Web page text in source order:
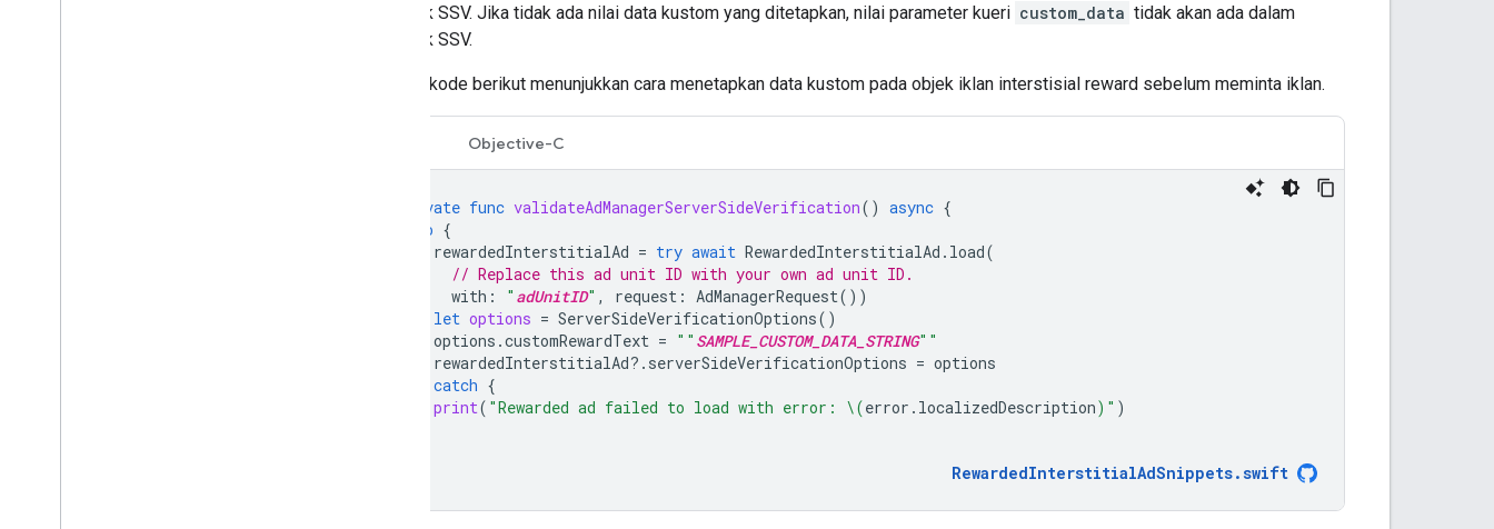
callback SSV. Jika tidak ada nilai data kustom yang ditetapkan, nilai parameter kueri custom_data tidak akan ada dalam
callback SSV.
Contoh kode berikut menunjukkan cara menetapkan data kustom pada objek iklan interstisial reward sebelum meminta iklan.
Objective-C
private func validateAdManagerServerSideVerification() async {
do {
rewardedInterstitialAd = try await RewardedInterstitialAd . load(
// Replace this ad unit ID with your own ad unit ID.
with : " adUnitID" , request : AdManagerRequest())
let options = ServerSideVerificationOptions()
options .customRewardText = "" SAMPLE_CUSTOM_DATA_STRING""
rewardedInterstitialAd?. serverSideVerificationOptions = options
catch {
print( "Rewarded ad failed to load with error: \(error . localizedDescription) " )
RewardedInterstitialAdSnippets.swift